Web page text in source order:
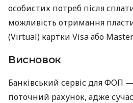
особистих потреб після
можливість отримання
(Virtual) картки Visa або
Висновок
Банківський сервіс для ФОП
поточний рахунок, адже